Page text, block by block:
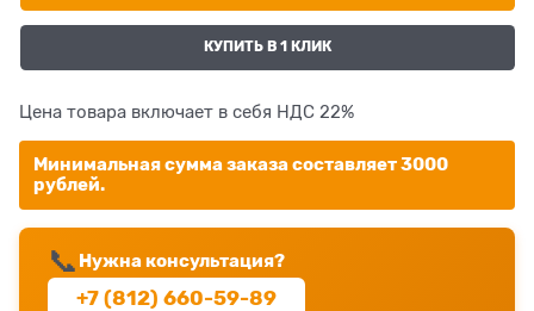
КУПИТЬ В 1 КЛИК
Цена товара включает в себя НДС 22%
Минимальная сумма заказа составляет 3000
рублей.
📞 Нужна консультация?
+7 (812) 660-59-89